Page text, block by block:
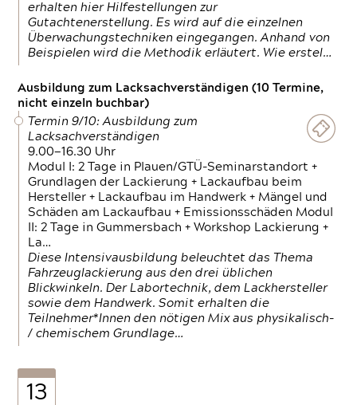
erhalten hier Hilfestellungen zur
Gutachtenerstellung. Es wird auf die einzelnen
Überwachungstechniken eingegangen. Anhand von
Beispielen wird die Methodik erläutert. Wie erstel…
Ausbildung zum Lacksachverständigen (10 Termine,
nicht einzeln buchbar)
Termin 9/10: Ausbildung zum
Lacksachverständigen
9.00—16.30 Uhr
Modul I: 2 Tage in Plauen/GTÜ-Seminarstandort +
Grundlagen der Lackierung + Lackaufbau beim
Hersteller + Lackaufbau im Handwerk + Mängel und
Schäden am Lackaufbau + Emissionsschäden Modul
II: 2 Tage in Gummersbach + Workshop Lackierung +
La…
Diese Intensivausbildung beleuchtet das Thema
Fahrzeuglackierung aus den drei üblichen
Blickwinkeln. Der Labortechnik, dem Lackhersteller
sowie dem Handwerk. Somit erhalten die
Teilnehmer*Innen den nötigen Mix aus physikalisch-
/ chemischem Grundlage…
13